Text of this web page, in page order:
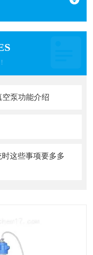
泵功能介绍
这些事项要多多